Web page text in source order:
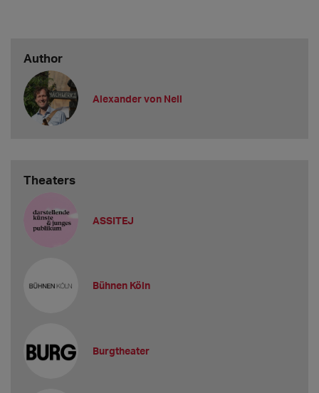
Author
Alexander von Nell
Theaters
ASSITEJ
Bühnen Köln
Burgtheater